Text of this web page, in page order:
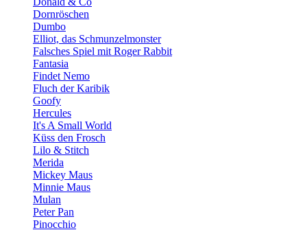
Dornröschen
Dumbo
Elliot, das Schmunzelmonster
Falsches Spiel mit Roger Rabbit
Fantasia
Findet Nemo
Fluch der Karibik
Goofy
Hercules
It's A Small World
Küss den Frosch
Lilo & Stitch
Merida
Mickey Maus
Minnie Maus
Mulan
Peter Pan
Pinocchio